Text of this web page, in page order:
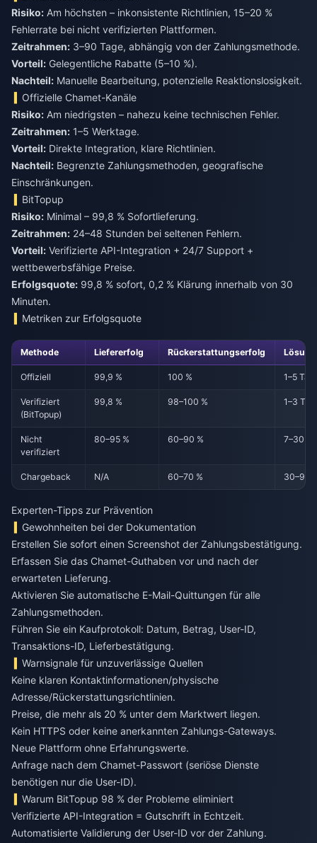
Risiko: Am höchsten – inkonsistente Richtlinien, 15–20 %
Fehlerrate bei nicht verifizierten Plattformen.
Zeitrahmen: 3–90 Tage, abhängig von der Zahlungsmethode.
Vorteil: Gelegentliche Rabatte (5–10 %).
Nachteil: Manuelle Bearbeitung, potenzielle Reaktionslosigkeit.
Offizielle Chamet-Kanäle
Risiko: Am niedrigsten – nahezu keine technischen Fehler.
Zeitrahmen: 1–5 Werktage.
Vorteil: Direkte Integration, klare Richtlinien.
Nachteil: Begrenzte Zahlungsmethoden, geografische
Einschränkungen.
BitTopup
Risiko: Minimal – 99,8 % Sofortlieferung.
Zeitrahmen: 24–48 Stunden bei seltenen Fehlern.
Vorteil: Verifizierte API-Integration + 24/7 Support +
wettbewerbsfähige Preise.
Erfolgsquote: 99,8 % sofort, 0,2 % Klärung innerhalb von 30
Minuten.
Metriken zur Erfolgsquote
Methode Liefererfolg Rückerstattungserfolg
Offiziell 99,9 % 100 % 1–5
Verifiziert
(BitTopup)
99,8 % 98–100 % 1–3
Nicht
verifiziert
80–95 % 60–90 % 7–30
Chargeback N/A 60–70 % 30–90
Experten-Tipps zur Prävention
Gewohnheiten bei der Dokumentation
Erstellen Sie sofort einen Screenshot der Zahlungsbestätigung.
Erfassen Sie das Chamet-Guthaben vor und nach der
erwarteten Lieferung.
Aktivieren Sie automatische E-Mail-Quittungen für alle
Zahlungsmethoden.
Führen Sie ein Kaufprotokoll: Datum, Betrag, User-ID,
Transaktions-ID, Lieferbestätigung.
Warnsignale für unzuverlässige Quellen
Keine klaren Kontaktinformationen/physische
Adresse/Rückerstattungsrichtlinien.
Preise, die mehr als 20 % unter dem Marktwert liegen.
Kein HTTPS oder keine anerkannten Zahlungs-Gateways.
Neue Plattform ohne Erfahrungswerte.
Anfrage nach dem Chamet-Passwort (seriöse Dienste
benötigen nur die User-ID).
Warum BitTopup 98 % der Probleme eliminiert
Verifizierte API-Integration = Gutschrift in Echtzeit.
Automatisierte Validierung der User-ID vor der Zahlung.